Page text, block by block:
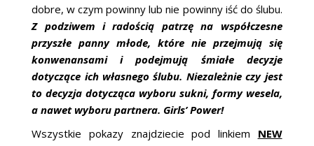
dobre, w czym powinny lub nie powinny iść do ślubu.
Z podziwem i radością patrzę na współczesne
przyszłe panny młode, które nie przejmują się
konwenansami i podejmują śmiałe decyzje
dotyczące ich własnego ślubu. Niezależnie czy jest
to decyzja dotycząca wyboru sukni, formy wesela,
a nawet wyboru partnera. Girls’ Power!
Wszystkie pokazy znajdziecie pod linkiem NEW